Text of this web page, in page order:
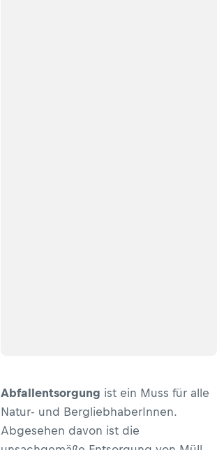
Abfallentsorgung ist ein Muss für alle
Natur- und BergliebhaberInnen.
Abgesehen davon ist die